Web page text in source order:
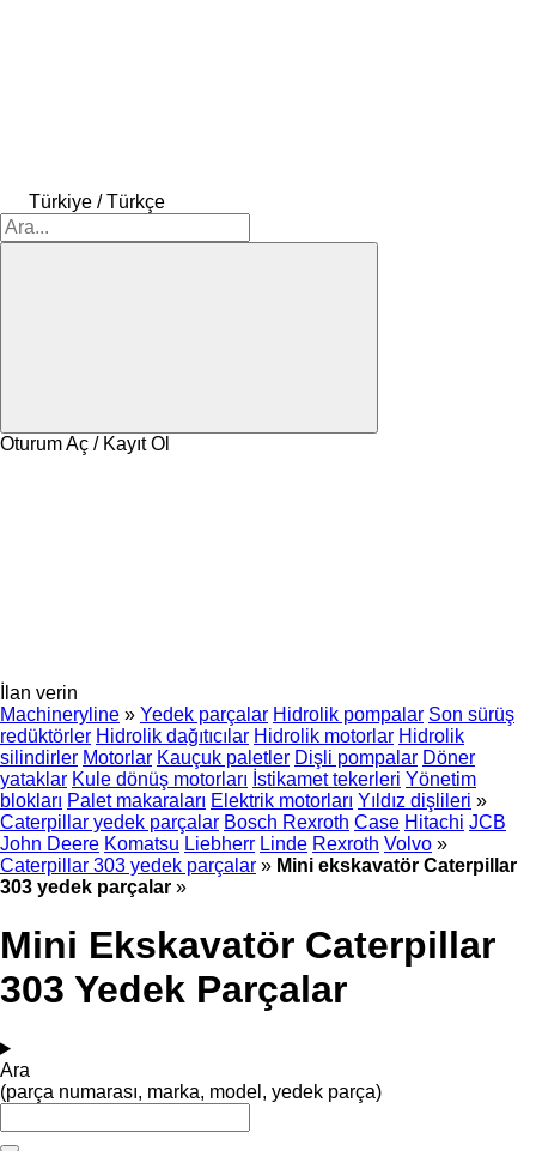
Türkiye / Türkçe
Oturum Aç / Kayıt Ol
İlan verin
Machineryline » Yedek parçalar Hidrolik pompalar Son sürüş
redüktörler Hidrolik dağıtıcılar Hidrolik motorlar Hidrolik
silindirler Motorlar Kauçuk paletler Dişli pompalar Döner
yataklar Kule dönüş motorları İstikamet tekerleri Yönetim
blokları Palet makaraları Elektrik motorları Yıldız dişlileri »
Caterpillar yedek parçalar Bosch Rexroth Case Hitachi JCB
John Deere Komatsu Liebherr Linde Rexroth Volvo »
Caterpillar 303 yedek parçalar » Mini ekskavatör Caterpillar
303 yedek parçalar »
Mini Ekskavatör Caterpillar
303 Yedek Parçalar
Ara
(parça numarası, marka, model, yedek parça)